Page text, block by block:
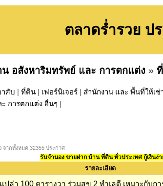
ตลาดร่ำรวย ป
น อสังหาริมทรัพย์ และ การตกแต่ง »
ศับ | ที่ดิน | เฟอร์นิเจอร์ | สำนักงาน และ พื้นที่ให้เช่
การตกแต่ง อื่นๆ |
จากทั้งหมด 32355 ประกาศ
รับจำนอง ขายฝาก บ้าน ที่ดิน ทั่วประเทศ กู้เงินง่
รายละเอียด
ปล่า 100 ตารางวา ร่วมสุข 2 ทำเลดี เหมาะกับกา